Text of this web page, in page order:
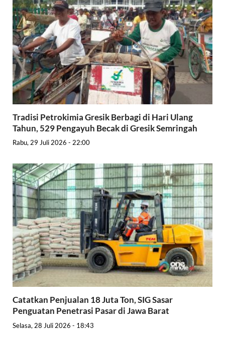
Tradisi Petrokimia Gresik Berbagi di Hari Ulang
Tahun, 529 Pengayuh Becak di Gresik Semringah
Rabu, 29 Juli 2026 - 22:00
Catatkan Penjualan 18 Juta Ton, SIG Sasar
Penguatan Penetrasi Pasar di Jawa Barat
Selasa, 28 Juli 2026 - 18:43